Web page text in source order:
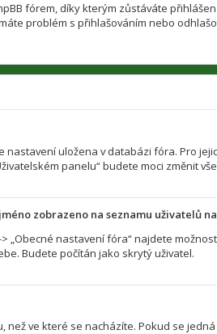
fórem, díky kterým zůstáváte
problém s přihlašováním nebo
uložena v databázi fóra. Pro
panelu“ budete moci změnit
zobrazeno na seznamu uživatelů
„Obecné nastavení fóra“ najdete možnost
Budete počítán jako skrytý uživatel.
ve které se nacházíte. Pokud se